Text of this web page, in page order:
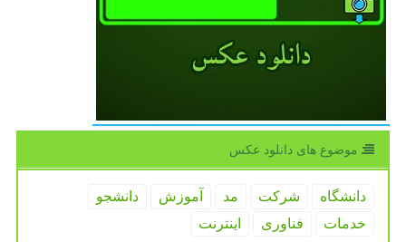
موضوع های دانلود عكس
دانشگاه شركت مد آموزش
دانشجو
خدمات
فناوری اینترنت